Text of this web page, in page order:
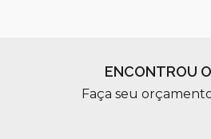
ENCONTROU
Faça seu